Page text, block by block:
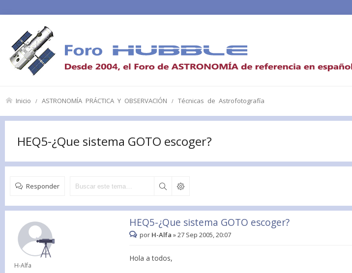
Inicio ASTRONOMÍA PRÁCTICA Y OBSERVACIÓN Técnicas de Astrofotografía
HEQ5-¿Que sistema GOTO escoger?
Responder
H-Alfa
HEQ5-¿Que sistema GOTO escoger?
por H-Alfa »27 Sep 2005, 20:07
Hola a todos,